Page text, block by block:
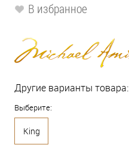
В избранное
Другие варианты товара:
Выберите:
King